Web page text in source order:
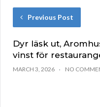
Previous Post
Dyr läsk ut,
vinst för
MARCH 3, 2026 NO